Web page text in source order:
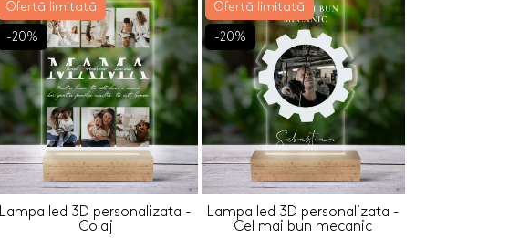
Ofertă limitată
-20%
Lampa led 3D personalizata -
Colaj
Ofertă limitată
-20%
Lampa led 3D personalizata -
Cel mai bun mecanic